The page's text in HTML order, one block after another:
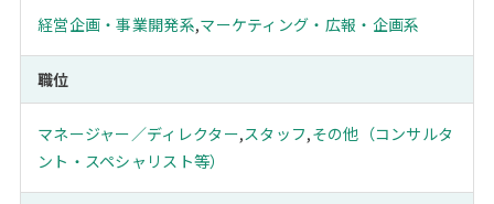
経営企画・事業開発系,マーケティング・広報・企画系
職位
マネージャー／ディレクター,スタッフ,その他（コンサルタ
ント・スペシャリスト等）